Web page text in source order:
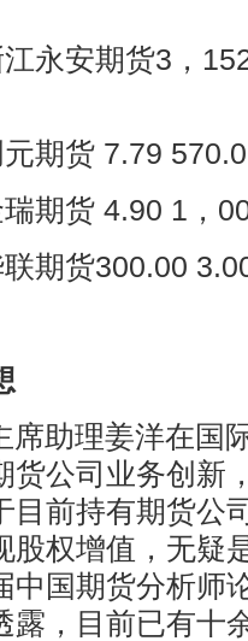
永安期货3，
期货 7.79
期货 4.90 1，
期货300.00
席助理姜洋在国
货公司业务创新
目前持有期货公
股权增值，无疑
中国期货分析师
露，目前已有十